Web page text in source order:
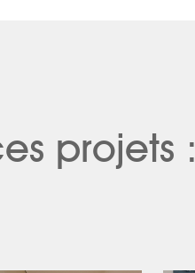
projets :